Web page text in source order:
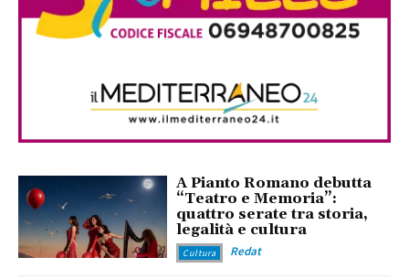
A Pianto Romano debutta
“Teatro e Memoria”:
quattro serate tra storia,
legalità e cultura
Cultura Redat